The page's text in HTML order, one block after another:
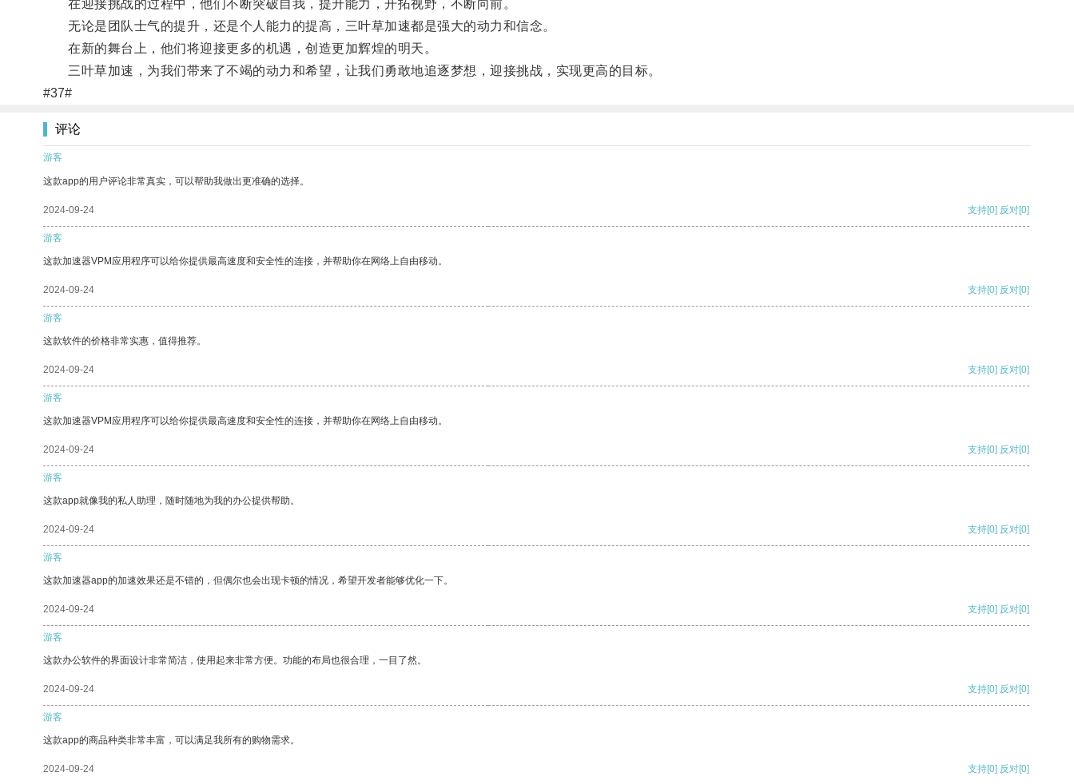
在迎接挑战的过程中，他们不断突破自我，提升能力，开拓视野，不断向前。
无论是团队士气的提升，还是个人能力的提高，三叶草加速都是强大的动力和信念。
在新的舞台上，他们将迎接更多的机遇，创造更加辉煌的明天。
三叶草加速，为我们带来了不竭的动力和希望，让我们勇敢地追逐梦想，迎接挑战，实现更高的目标。
#37#
评论
游客
这款app的用户评论非常真实，可以帮助我做出更准确的选择。
2024-09-24 支持[0] 反对[0]
游客
这款加速器VPM应用程序可以给你提供最高速度和安全性的连接，并帮助你在网络上自由移动。
2024-09-24 支持[0] 反对[0]
游客
这款软件的价格非常实惠，值得推荐。
2024-09-24 支持[0] 反对[0]
游客
这款加速器VPM应用程序可以给你提供最高速度和安全性的连接，并帮助你在网络上自由移动。
2024-09-24 支持[0] 反对[0]
游客
这款app就像我的私人助理，随时随地为我的办公提供帮助。
2024-09-24 支持[0] 反对[0]
游客
这款加速器app的加速效果还是不错的，但偶尔也会出现卡顿的情况，希望开发者能够优化一下。
2024-09-24 支持[0] 反对[0]
游客
这款办公软件的界面设计非常简洁，使用起来非常方便。功能的布局也很合理，一目了然。
2024-09-24 支持[0] 反对[0]
游客
这款app的商品种类非常丰富，可以满足我所有的购物需求。
2024-09-24 支持[0] 反对[0]